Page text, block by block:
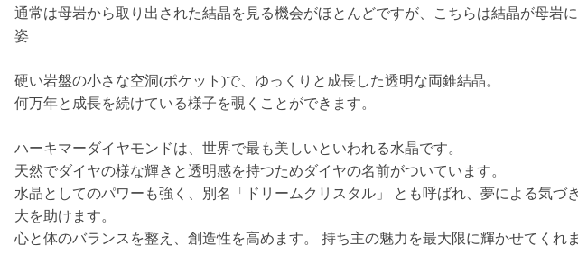
通常は母岩から取り出された結晶を見る機会がほとんどですが、こちらは結晶が母岩
姿
硬い岩盤の小さな空洞(ポケット)で、ゆっくりと成長した透明な両錐結晶。
何万年と成長を続けている様子を覗くことができます。
ハーキマーダイヤモンドは、世界で最も美しいといわれる水晶です。
天然でダイヤの様な輝きと透明感を持つためダイヤの名前がついています。
水晶としてのパワーも強く、別名「ドリームクリスタル」 とも呼ばれ、夢による気づ
大を助けます。